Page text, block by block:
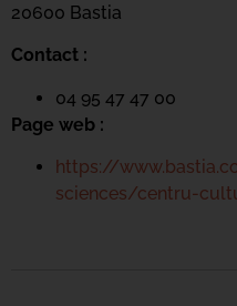
20600 Bastia
Contact :
04 95 47 47 00
Page web :
https://
sciences/centru-